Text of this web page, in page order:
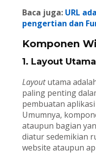
Baca juga: URL
pengertian dan
Komponen
1. Layout Utama
Layoututama
paling penting
pembuatan
Umumnya,
ataupun bagian
diatur sedemikian
website ataupun